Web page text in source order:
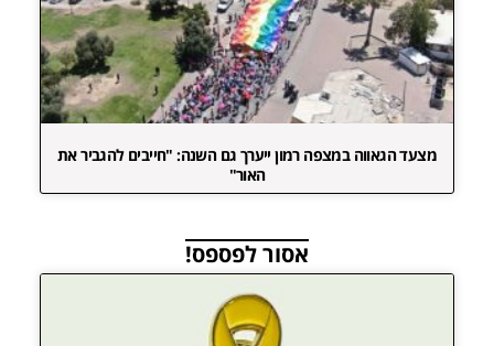
מצעד הגאווה במצפה רמון ייערך גם השנה: "חייבים להגביר את
האור"
אסור לפספס!